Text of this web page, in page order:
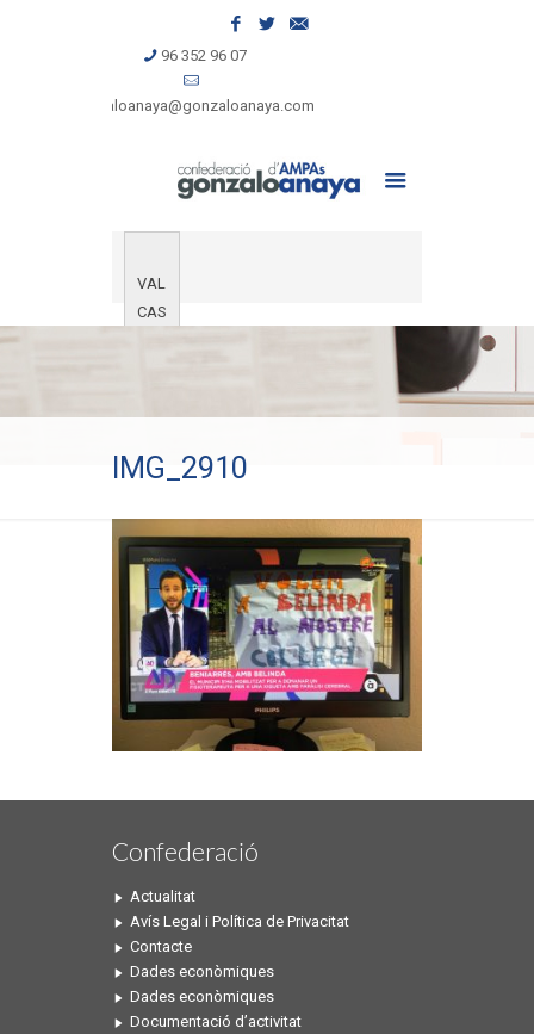
96 352 96 07
gonzaloanaya@gonzaloanaya.com
VAL
CAS
IMG_2910
Confederació
Actualitat
Avís Legal i Política de Privacitat
Contacte
Dades econòmiques
Dades econòmiques
Documentació d’activitat